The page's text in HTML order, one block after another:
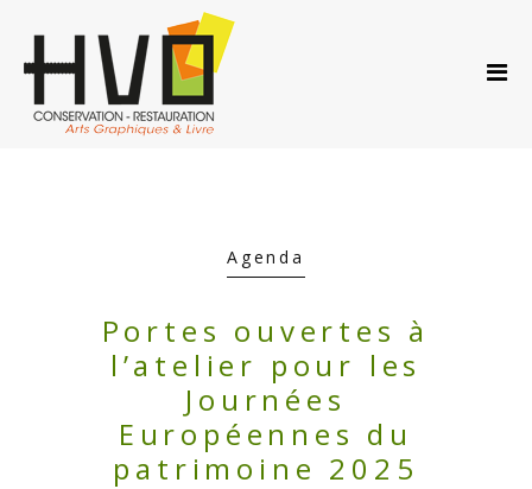
A PROPOS…
PRESTATIONS
CATÉGORIE :
AGENDA
Agenda
Portes ouvertes à
l’atelier pour les
Journées
Européennes du
patrimoine 2025